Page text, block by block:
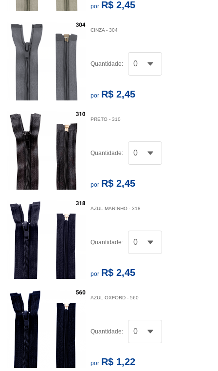
por R$ 2,45
CINZA - 304
Quantidade:
por R$ 2,45
PRETO - 310
Quantidade:
por R$ 2,45
AZUL MARINHO - 318
Quantidade:
por R$ 2,45
AZUL OXFORD - 560
Quantidade:
por R$ 1,22